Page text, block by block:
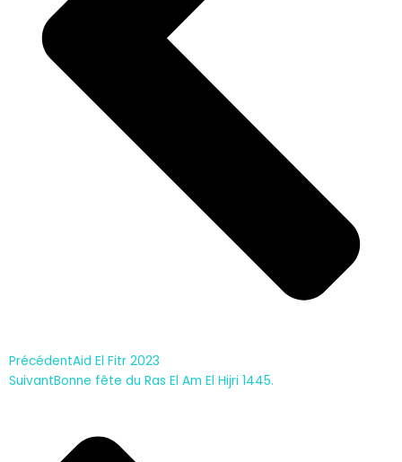
PrécédentAid El Fitr 2023
SuivantBonne fête du Ras El Am El Hijri 1445.